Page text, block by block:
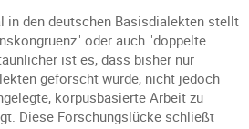
in den deutschen Basisdialekten stellt
oder auch "doppelte
ist es, dass bisher nur
geforscht wurde, nicht jedoch
korpusbasierte Arbeit zu
Diese Forschungslücke schließt